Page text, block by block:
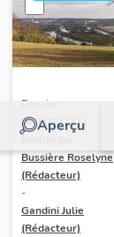
Aperçu
Dossier
IA78002272 |
Bussière Roselyne
(Rédacteur)
-
Gandini Julie
(Rédacteur)